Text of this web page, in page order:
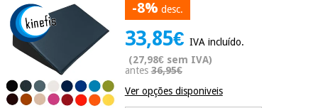
Novidades
Ofertas
Medicina
tradicional
chinesa
Mobiliário
clínico
Novidades
Material
médico
sanitário
Medicina
-8% desc.
33,85€ IVA incluído.
(27,98€ sem IVA)
antes36,95€
Ver opções disponiveis